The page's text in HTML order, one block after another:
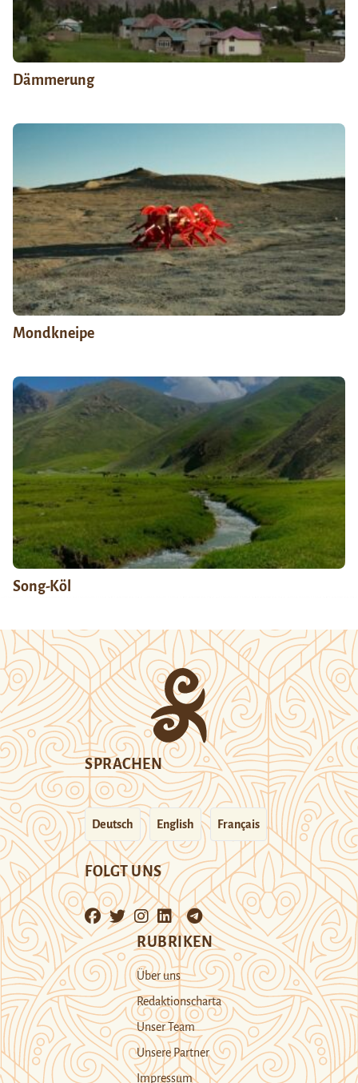
Dämmerung
Mondkneipe
Song-Köl
SPRACHEN
Deutsch English Français
FOLGT UNS
RUBRIKEN
Über uns
Redaktionscharta
Unser Team
Unsere Partner
Impressum